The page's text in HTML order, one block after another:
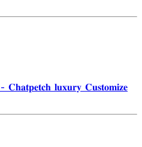
𝐥𝐮𝐱𝐮𝐫𝐲 𝐂𝐮𝐬𝐭𝐨𝐦𝐢𝐳𝐞